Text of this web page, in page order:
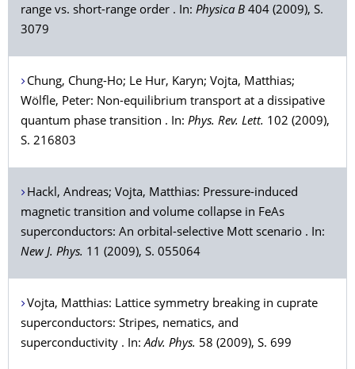
range vs. short-range order . In: Physica B 404 (2009), S.
3079
Chung, Chung-Ho; Le Hur, Karyn; Vojta, Matthias;
Wölfle, Peter: Non-equilibrium transport at a dissipative
quantum phase transition . In: Phys. Rev. Lett. 102 (2009),
S. 216803
Hackl, Andreas; Vojta, Matthias: Pressure-induced
magnetic transition and volume collapse in FeAs
superconductors: An orbital-selective Mott scenario . In:
New J. Phys. 11 (2009), S. 055064
Vojta, Matthias: Lattice symmetry breaking in cuprate
superconductors: Stripes, nematics, and
superconductivity . In:Adv. Phys. 58 (2009), S. 699